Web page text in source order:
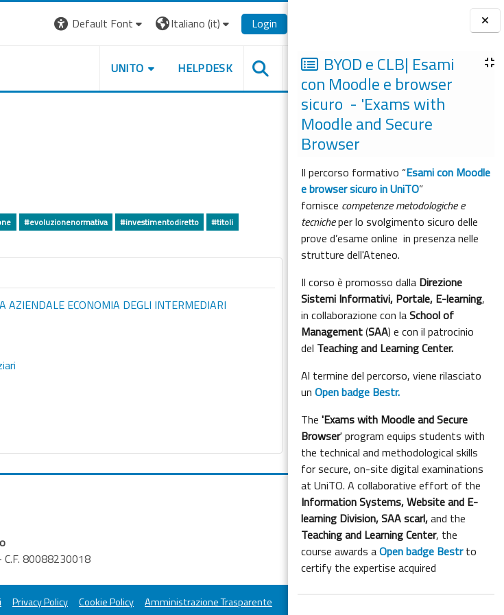
Blocchi
BYOD e CLB| Esami
con Moodle e browser
sicuro - 'Exams with
Moodle and Secure
Browser
Il percorso formativo “Esami con Moodle
e browser sicuro in UniTO”
fornisce competenze metodologiche e
tecnicheper lo svolgimento sicuro delle
prove d’esame online in presenza nelle
strutture dell'Ateneo.
Il corso è promosso dalla Direzione
Sistemi Informativi, Portale, E-learning,
in collaborazione con laSchool of
Management(SAA) e con il patrocinio
del Teaching and Learning Center.
Al termine del percorso, viene rilasciato
unOpen badge Bestr.
The'Exams with Moodle and Secure
Browser' program equips students with
the technical and methodological skills
for secure, on-site digital examinations
at UniTO. A collaborative effort of the
Information Systems, Website and E-
learning Division,SAA scarl,and the
Teaching and Learning Center, the
course awards aOpen badge Bestrto
certify the expertise acquired
Default Font Italiano ‎(it)‎ Login
UNITO HELPDESK
#evoluzionenormativa #investimentodiretto
#titoli
ECONOMIA DEGLI INTERMEDIARI
80088230018
Privacy Policy Cookie Policy Amministrazione Trasparente